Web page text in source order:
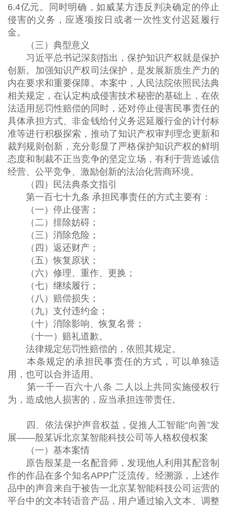
6.4亿元。同时明确，如威某方违反判决确定的停止
侵害的义务，应逐项按日或者一次性支付迟延履行
金。
（三）典型意义
习近平总书记深刻指出，保护知识产权就是保护
创新。加强知识产权司法保护，是发展新质生产力的
内在要求和重要保障。本案中，人民法院依照民法典
相关规定，在认定构成侵害技术秘密的基础上，在依
法适用惩罚性赔偿的同时，还对停止侵害民事责任的
具体承担方式、非金钱给付义务迟延履行金的计付标
准等进行积极探索，推动了知识产权审判理念更新和
裁判规则创新，充分彰显了严格保护知识产权的鲜明
态度和制裁不正当竞争的坚定立场，有利于营造诚信
经营、公平竞争、激励创新的法治化营商环境。
（四）民法典条文指引
第一百七十九条 承担民事责任的方式主要有：
（一）停止侵害；
（二）排除妨碍；
（三）消除危险；
（四）返还财产；
（五）恢复原状；
（六）修理、重作、更换；
（七）继续履行；
（八）赔偿损失；
（九）支付违约金；
（十）消除影响、恢复名誉；
（十一）赔礼道歉。
法律规定惩罚性赔偿的，依照其规定。
本条规定的承担民事责任的方式，可以单独适
用，也可以合并适用。
第一千一百六十八条 二人以上共同实施侵权行
为，造成他人损害的，应当承担连带责任。
四、依法保护声音权益，促推人工智能“向善”发
展——殷某诉北京某智能科技公司等人格权侵权案
（一）基本案情
原告殷某是一名配音师，发现他人利用其配音制
作的作品在多个知名APP广泛流传。经溯源，上述作
品中的声音来自于被告一北京某智能科技公司运营的
平台中的文本转语音产品，用户通过输入文本、调整